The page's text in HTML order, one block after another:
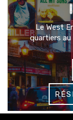
Le West
quartiers